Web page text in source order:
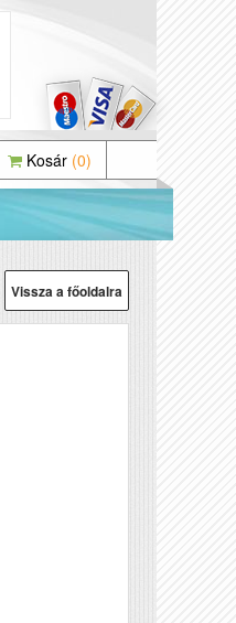
Kosár (0)
Vissza a főoldalra